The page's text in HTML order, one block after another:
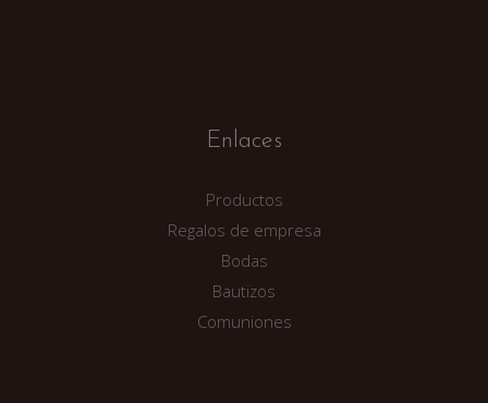
Enlaces
Productos
Regalos de empresa
Bodas
Bautizos
Comuniones